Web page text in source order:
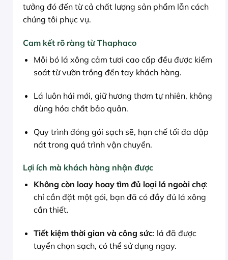
tưởng đó đến từ cả chất lượng sản phẩm lẫn cách
chúng tôi phục vụ.
Cam kết rõ ràng từ Thaphaco
Mỗi bó lá xông cảm tươi cao cấp đều được kiểm
soát từ vườn trồng đến tay khách hàng.
Lá luôn hái mới, giữ hương thơm tự nhiên, không
dùng hóa chất bảo quản.
Quy trình đóng gói sạch sẽ, hạn chế tối đa dập
nát trong quá trình vận chuyển.
Lợi ích mà khách hàng nhận được
Không còn loay hoay tìm đủ loại lá ngoài chợ:
chỉ cần đặt một gói, bạn đã có đầy đủ lá xông
cần thiết.
Tiết kiệm thời gian và công sức: lá đã được
tuyển chọn sạch, có thể sử dụng ngay.